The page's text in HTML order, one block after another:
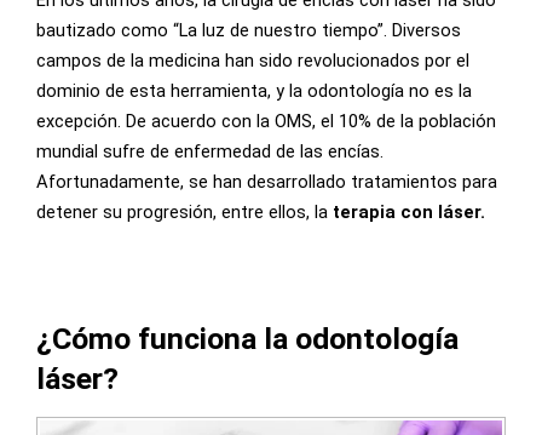
bautizado como “La luz de nuestro tiempo”. Diversos
campos de la medicina han sido revolucionados por el
dominio de esta herramienta, y la odontología no es la
excepción. De acuerdo con la OMS, el 10% de la población
mundial sufre de enfermedad de las encías.
Afortunadamente, se han desarrollado tratamientos para
detener su progresión, entre ellos, la terapia con láser.
¿Cómo funciona la odontología
láser?